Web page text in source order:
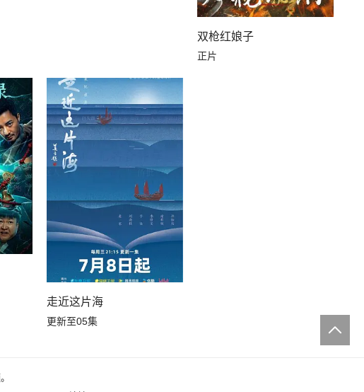
双枪红娘子
正片
走近这片海
更新至05集